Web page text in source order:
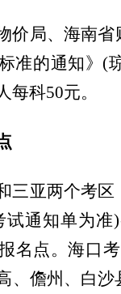
价局、海南
准的通知》(
每科50元。
三亚两个考区
试通知单为
名点。海口
、儋州、白沙